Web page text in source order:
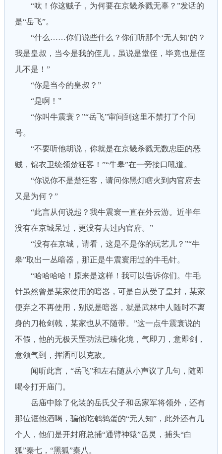
“呔！你这贼子，为何要在京畿杀戮无辜？”发话的
是“岳飞”。
“什么……你们说些什么？你们听那个‘无人知’的？
我是皇叔，当今是我的侄儿，虽说是堂侄，毕竟也是侄
儿不是！”
“你是当今的皇叔？”
“是啊！”
“你叫牛震寰？”“岳飞”审问到这里不禁打了个问
号。
“不要听他胡说，你就是在京畿杀戮无数忠臣的恶
贼，锦衣卫统领楚狂客！”“牛皋”在一旁接口吼道。
“你说你不是楚狂客，请问你黑灯瞎火到内官府去
又是为何？”
“此言从何说起？我牛震寰一直在外云游。近半年
没有在京城呆过，更没有去过内官府。”
“没有在京城，请看，这是不是你的玩艺儿？”“牛
皋”取出一丛暗器，那正是牛震寰用过的牛毛针。
“哈哈哈哈！原来是这样！我可以告诉你们。牛毛
针虽然曾是某家使用的暗器，可是自从受了皇封，某家
便弃之不再使用，别说是暗器，就是武林中人随时不离
身的刀枪剑戟，某家也从不随带。”这一点牛震寰说的
不假，他的无极天罡功法已臻化境，气即刀，意即剑，
意领气到，挥洒可以克敌。
闻听此言，“岳飞”和左右随从小声议了几句，随即
喝令打开庙门。
岳庙中除了化装的岳氏父子和岳家军将领外，还有
那位诓他酒喝，骗他吃鹌鹑蛋的“无人知”，此外还有几
个人，他们是开封府总捕“通臂神猿”岳灵，捕头“白
狐”秦七，“黑狐”秦八。